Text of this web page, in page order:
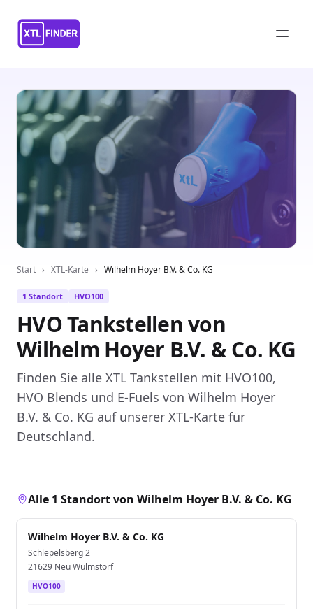
Start › XTL-Karte › Wilhelm Hoyer B.V. & Co. KG
1 Standort HVO100
HVO Tankstellen von
Wilhelm Hoyer B.V. & Co. KG
Finden Sie alle XTL Tankstellen mit HVO100,
HVO Blends und E-Fuels von Wilhelm Hoyer
B.V. & Co. KG auf unserer XTL-Karte für
Deutschland.
Alle 1 Standort von Wilhelm Hoyer B.V. & Co. KG
Wilhelm Hoyer B.V. & Co. KG
Schlepelsberg 2
21629 Neu Wulmstorf
HVO100